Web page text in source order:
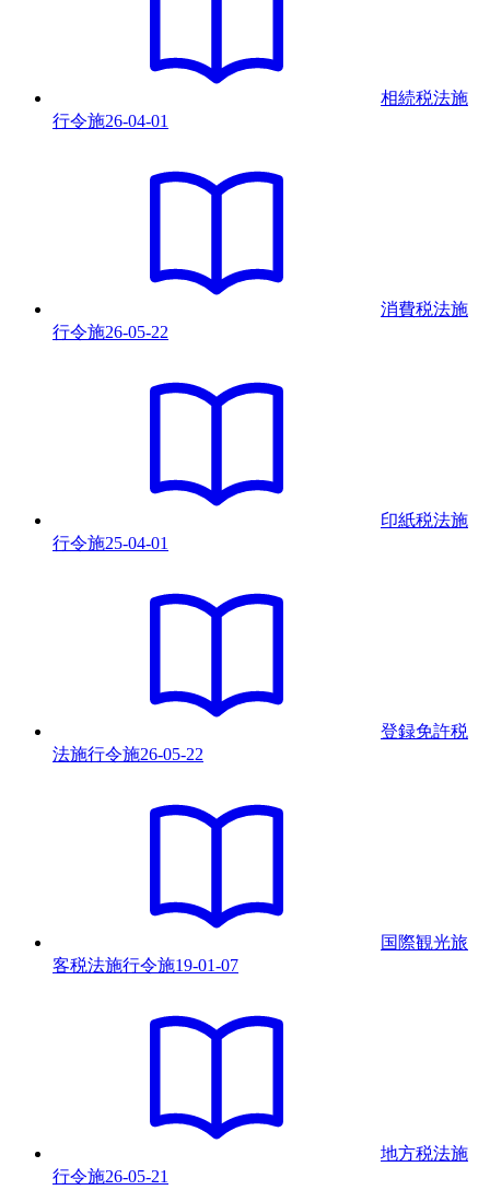
相続税法施
行令施26-04-01
消費税法施
行令施26-05-22
印紙税法施
行令施25-04-01
登録免許税
法施行令施26-05-22
国際観光旅
客税法施行令施19-01-07
地方税法施
行令施26-05-21